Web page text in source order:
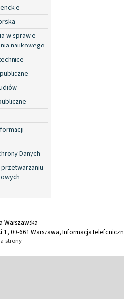
w sprawie
naukowego
Danych
Warszawska
1, 00-661 Warszawa, Informacja
strony